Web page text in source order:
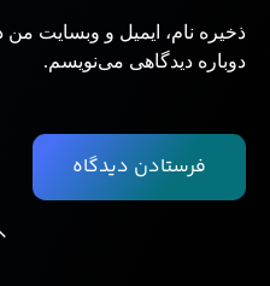
ذخیره نام، ایمیل و وبسایت
دوباره دیدگاهی می‌نویسم.